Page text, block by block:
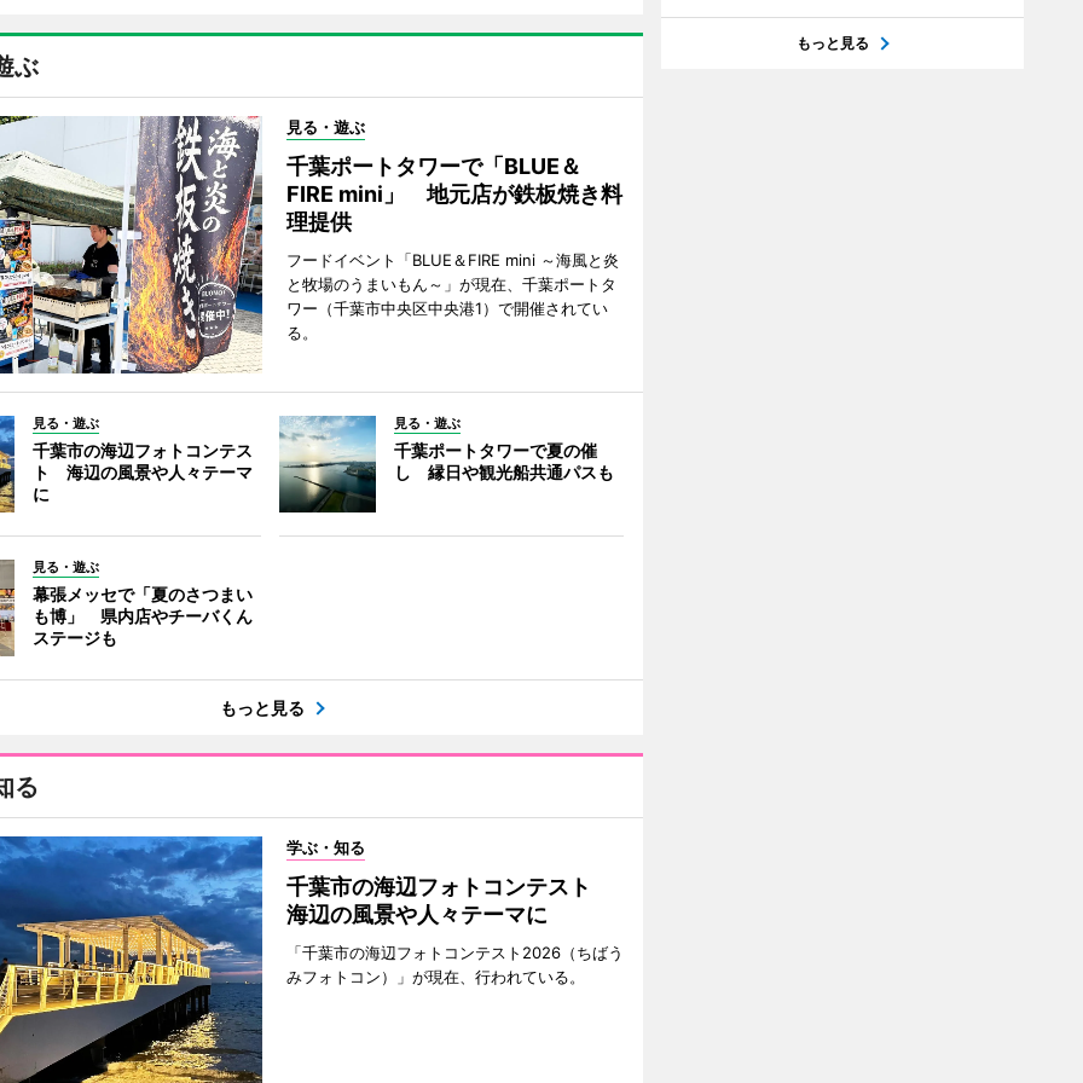
ぶ
見る・遊ぶ
千葉ポートタワーで「BLUE＆
FIRE mini」 地元店が鉄板焼き料
理提供
フードイベント「BLUE＆FIRE mini ～海風と炎
と牧場のうまいもん～」が現在、千葉ポートタ
ワー（千葉市中央区中央港1）で開催されてい
る。
見る・遊ぶ
千葉市の海辺フォトコンテス
ト 海辺の風景や人々テーマ
に
見る・遊ぶ
千葉ポートタワーで夏の催
し 縁日や観光船共通パスも
見る・遊ぶ
幕張メッセで「夏のさつまい
も博」 県内店やチーバくん
ステージも
もっと見る
る
学ぶ・知る
千葉市の海辺フォトコンテスト
海辺の風景や人々テーマに
「千葉市の海辺フォトコンテスト2026（ちばう
みフォトコン）」が現在、行われている。
もっと見る